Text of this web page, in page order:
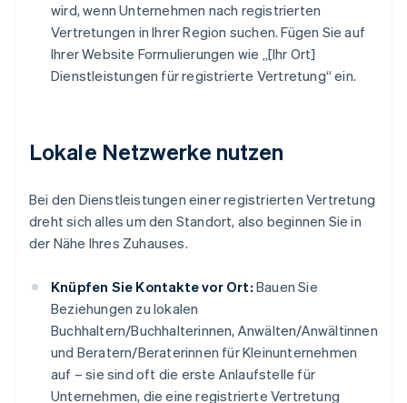
wird, wenn Unternehmen nach registrierten
Vertretungen in Ihrer Region suchen. Fügen Sie auf
Ihrer Website Formulierungen wie „[Ihr Ort]
Dienstleistungen für registrierte Vertretung“ ein.
Lokale Netzwerke nutzen
Bei den Dienstleistungen einer registrierten Vertretung
dreht sich alles um den Standort, also beginnen Sie in
der Nähe Ihres Zuhauses.
Knüpfen Sie Kontakte vor Ort: Bauen Sie
Beziehungen zu lokalen
Buchhaltern/Buchhalterinnen, Anwälten/Anwältinnen
und Beratern/Beraterinnen für Kleinunternehmen
auf – sie sind oft die erste Anlaufstelle für
Unternehmen, die eine registrierte Vertretung